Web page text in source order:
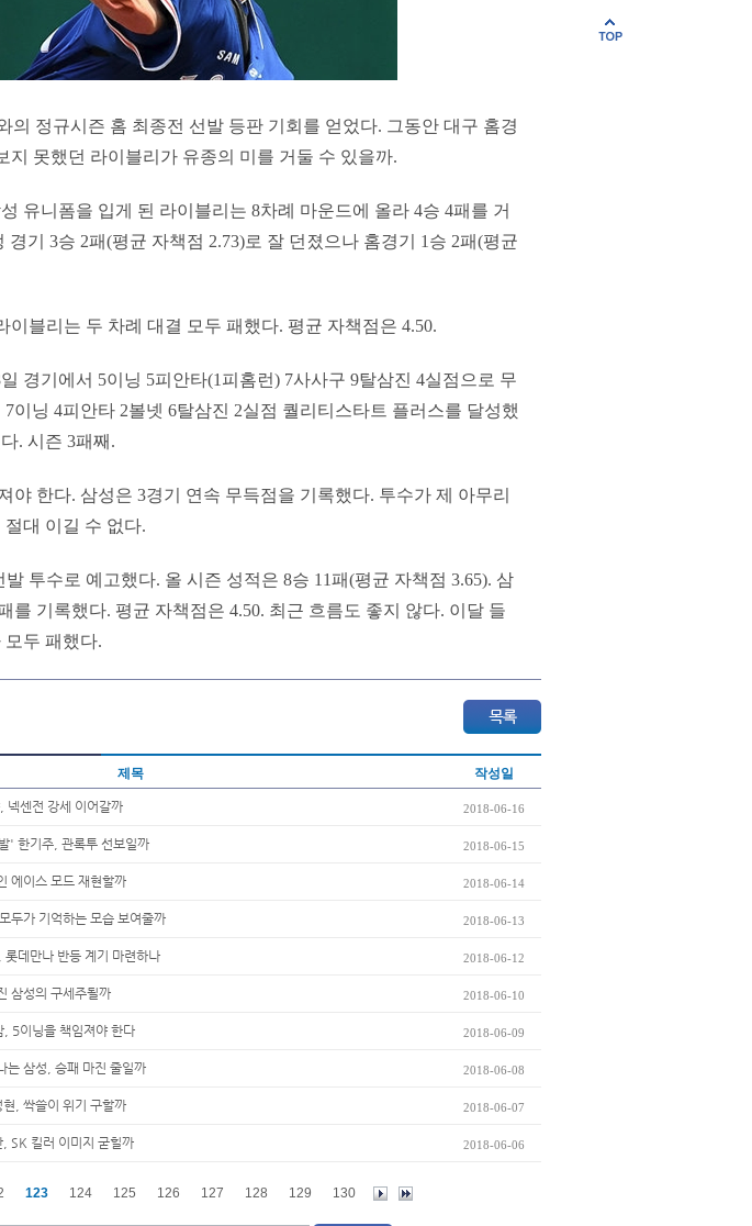
의 정규시즌 홈 최종전 선발 등판 기회를 얻었다. 그동안 대구 홈경
지 못했던 라이블리가 유종의 미를 거둘 수 있을까.
유니폼을 입게 된 라이블리는 8차례 마운드에 올라 4승 4패를 거
경기 3승 2패(평균 자책점 2.73)로 잘 던졌으나 홈경기 1승 2패(평균
이블리는 두 차례 대결 모두 패했다. 평균 자책점은 4.50.
경기에서 5이닝 5피안타(1피홈런) 7사사구 9탈삼진 4실점으로 무
이닝 4피안타 2볼넷 6탈삼진 2실점 퀄리티스타트 플러스를 달성했
. 시즌 3패째.
야 한다. 삼성은 3경기 연속 무득점을 기록했다. 투수가 제 아무리
대 이길 수 없다.
투수로 예고했다. 올 시즌 성적은 8승 11패(평균 자책점 3.65). 삼
를 기록했다. 평균 자책점은 4.50. 최근 흐름도 좋지 않다. 이달 들
모두 패했다.
제목 작성일
센전 강세 이어갈까 2018-06-16
' 한기주, 관록투 선보일까 2018-06-15
에이스 모드 재현할까 2018-06-14
두가 기억하는 모습 보여줄까 2018-06-13
데만나 반등 계기 마련하나 2018-06-12
삼성의 구세주될까 2018-06-10
5이닝을 책임져야 한다 2018-06-09
는 삼성, 승패 마진 줄일까 2018-06-08
현, 싹쓸이 위기 구할까 2018-06-07
, SK 킬러 이미지 굳힐까 2018-06-06
123 124 125 126 127 128 129 130